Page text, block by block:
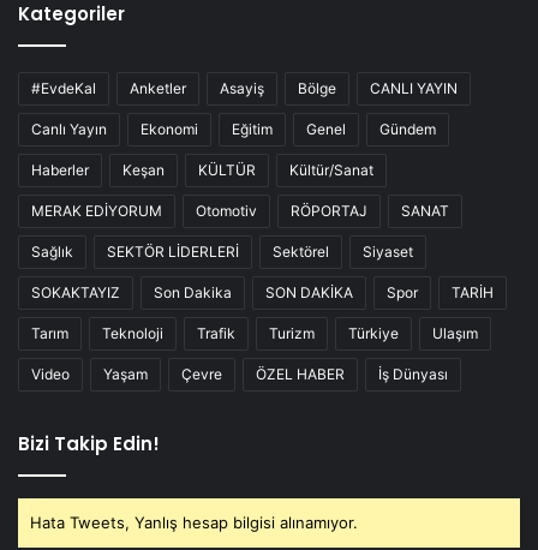
Kategoriler
#EvdeKal Anketler Asayiş Bölge CANLI YAYIN
Canlı Yayın Ekonomi Eğitim Genel Gündem
Haberler Keşan KÜLTÜR Kültür/Sanat
MERAK EDİYORUM Otomotiv RÖPORTAJ SANAT
Sağlık SEKTÖR LİDERLERİ Sektörel Siyaset
SOKAKTAYIZ Son Dakika SON DAKİKA Spor TARİH
Tarım Teknoloji Trafik Turizm Türkiye Ulaşım
Video Yaşam Çevre ÖZEL HABER İş Dünyası
Bizi Takip Edin!
Hata Tweets, Yanlış hesap bilgisi alınamıyor.